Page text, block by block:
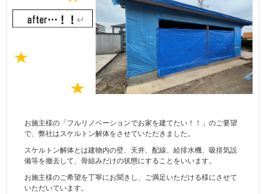
お施主様の「フルリノベーションでお家を建てたい！！」のご要望
で、弊社はスケルトン解体をさせていただきました。
スケルトン解体とは建物内の壁、天井、配線、給排水機、吸排気設
備等を撤去して、骨組みだけの状態にすることをいいます。
お施主様のご希望を丁寧にお聞きし、ご満足いただける様にさせて
いただいています。